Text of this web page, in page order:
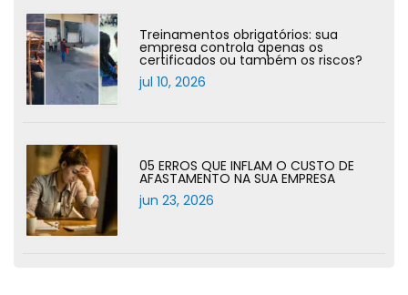
Treinamentos obrigatórios: sua
empresa controla apenas os
certificados ou também os riscos?
jul 10, 2026
05 ERROS QUE INFLAM O CUSTO DE
AFASTAMENTO NA SUA EMPRESA
jun 23, 2026